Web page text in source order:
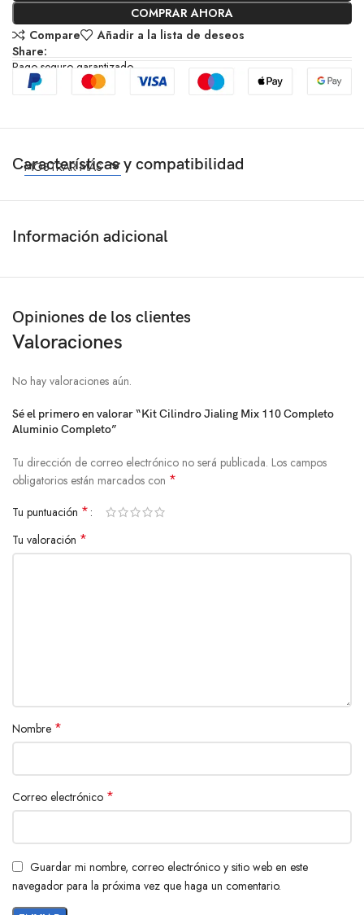
COMPRAR AHORA
Compare
Añadir a la lista de deseos
Share:
Pago seguro garantizado
Características y compatibilidad
MOSTRAR MÁS
Información adicional
Opiniones de los clientes
Valoraciones
No hay valoraciones aún.
Sé el primero en valorar “Kit Cilindro Jialing Mix 110 Completo
Aluminio Completo”
Tu dirección de correo electrónico no será publicada. Los campos
obligatorios están marcados con *
Tu puntuación *
Tu valoración *
Nombre *
Correo electrónico *
Guardar mi nombre, correo electrónico y sitio web en este
navegador para la próxima vez que haga un comentario.